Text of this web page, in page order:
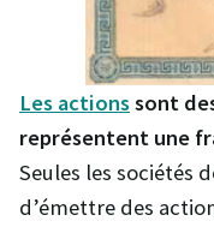
Les actionssont
représentent une
Seules les sociétés
d’émettre des